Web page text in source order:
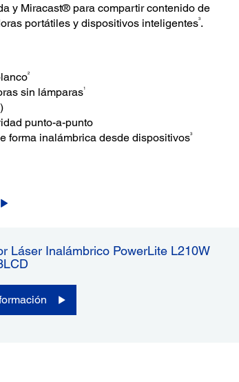
y Miracast® para compartir contenido de
portátiles y dispositivos inteligentes3.
2
sin lámparas1
punto-a-punto
forma inalámbrica desde dispositivos3
Láser Inalámbrico PowerLite L210W